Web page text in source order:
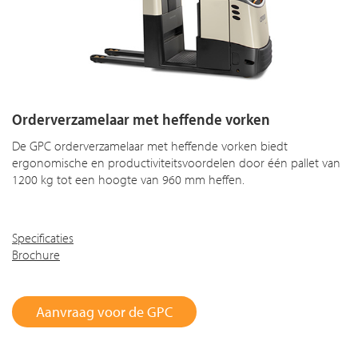
Orderverzamelaar met heffende vorken
De GPC orderverzamelaar met heffende vorken biedt
ergonomische en productiviteitsvoordelen door één pallet van
1200 kg tot een hoogte van 960 mm heffen.
Specificaties
Brochure
Aanvraag voor de GPC